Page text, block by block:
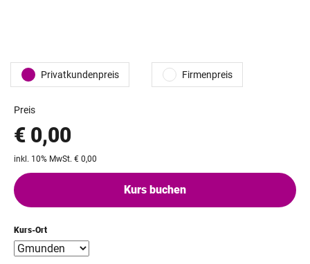
Kurs-Ort
Privatkundenpreis Firmenpreis
Preis
€ 0,00
inkl. 10% MwSt. € 0,00
Kurs buchen